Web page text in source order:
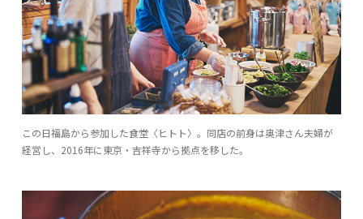
この日福島から参加した食堂〈ヒトト〉。同店の前身は奥津さん夫婦が
経営し、2016年に東京・吉祥寺から拠点を移した。